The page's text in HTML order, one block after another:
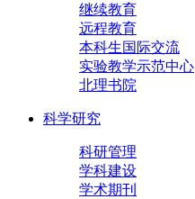
继续教育
远程教育
本科生国际交流
实验教学示范中心
北理书院
科学研究
科研管理
学科建设
学术期刊